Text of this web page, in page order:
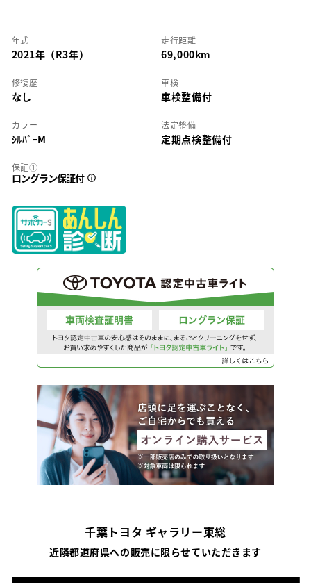
年式
2021年（R3年）
走行距離
69,000km
修復歴
なし
車検
車検整備付
カラー
ｼﾙﾊﾞｰM
法定整備
定期点検整備付
保証①
ロングラン保証付
千葉トヨタ ギャラリー東総
近隣都道府県への販売に限らせていただきます